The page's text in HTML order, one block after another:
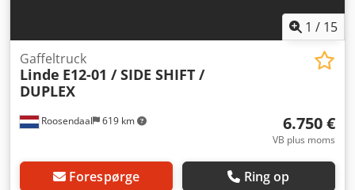
1 / 15
Roosendaal 619 km
Gaffeltruck
Linde E12-01 / SIDE SHIFT /
DUPLEX
6.750 €
VB plus moms
Forespørge Ring op